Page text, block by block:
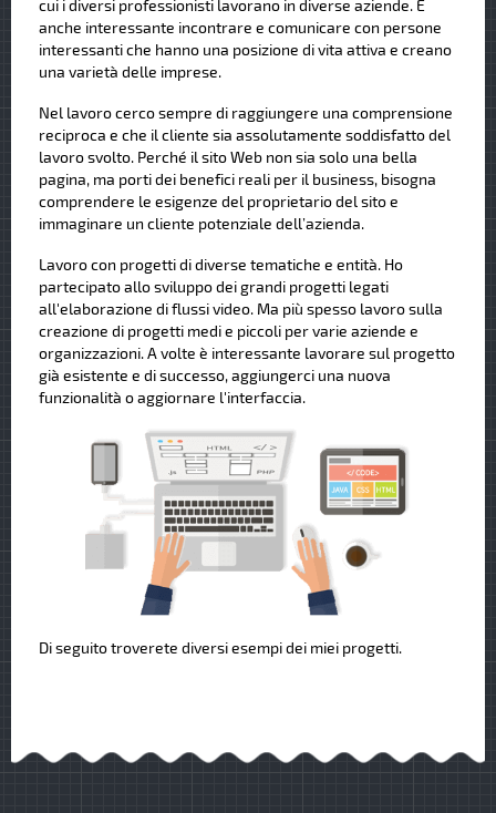
cui i diversi professionisti lavorano in diverse aziende. È
anche interessante incontrare e comunicare con persone
interessanti che hanno una posizione di vita attiva e creano
una varietà delle imprese.
Nel lavoro cerco sempre di raggiungere una comprensione
reciproca e che il cliente sia assolutamente soddisfatto del
lavoro svolto. Perché il sito Web non sia solo una bella
pagina, ma porti dei benefici reali per il business, bisogna
comprendere le esigenze del proprietario del sito e
immaginare un cliente potenziale dell’azienda.
Lavoro con progetti di diverse tematiche e entità. Ho
partecipato allo sviluppo dei grandi progetti legati
all'elaborazione di flussi video. Ma più spesso lavoro sulla
creazione di progetti medi e piccoli per varie aziende e
organizzazioni. A volte è interessante lavorare sul progetto
già esistente e di successo, aggiungerci una nuova
funzionalità o aggiornare l'interfaccia.
Di seguito troverete diversi esempi dei miei progetti.